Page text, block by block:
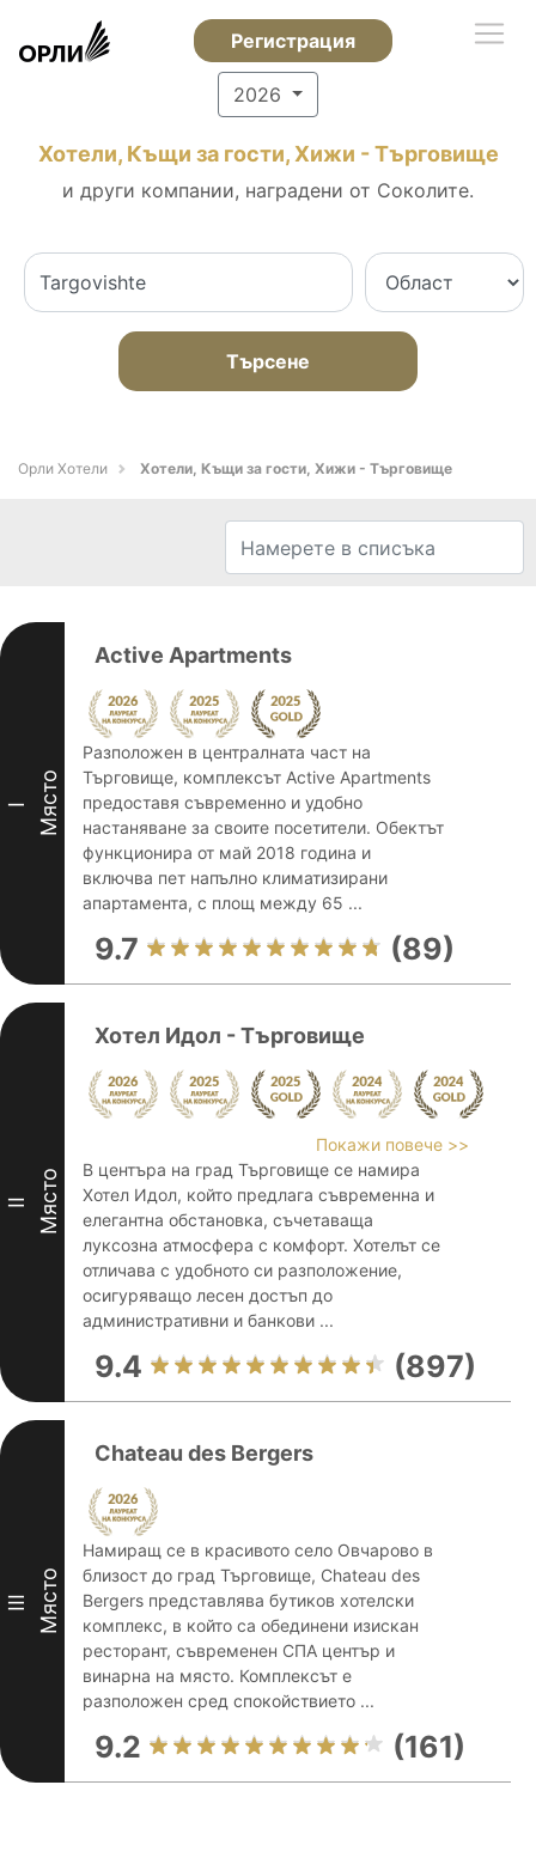
Регистрация
2026
Хотели, Къщи за гости, Хижи - Търговище
и други компании, наградени от Соколите.
Търсене
Орли Хотели Хотели, Къщи за гости, Хижи - Търговище
I Място
Active Apartments
Разположен в централната част на
Търговище, комплексът Active Apartments
предоставя съвременно и удобно
настаняване за своите посетители. Обектът
функционира от май 2018 година и
включва пет напълно климатизирани
апартамента, с площ между 65 ...
9.7 (89)
II Място
Хотел Идол - Търговище
Покажи повече >>
В центъра на град Търговище се намира
Хотел Идол, който предлага съвременна и
елегантна обстановка, съчетаваща
луксозна атмосфера с комфорт. Хотелът се
отличава с удобното си разположение,
осигуряващо лесен достъп до
административни и банкови ...
9.4 (897)
III Място
Chateau des Bergers
Намиращ се в красивото село Овчарово в
близост до град Търговище, Chateau des
Bergers представлява бутиков хотелски
комплекс, в който са обединени изискан
ресторант, съвременен СПА център и
винарна на място. Комплексът е
разположен сред спокойствието ...
9.2 (161)